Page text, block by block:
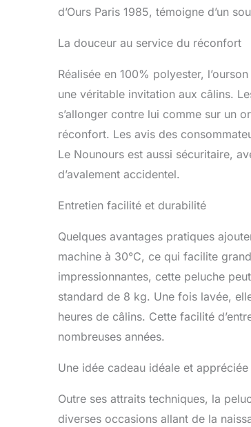
d’Ours Paris 1985, témoigne d’un
La douceur au service du réconfort
Réalisée en 100% polyester,
une véritable invitation aux câlins.
s’allonger contre lui comme sur un
réconfort. Les avis des
Le Nounours est aussi sécuritaire,
d’avalement accidentel.
Entretien facilité et durabilité
Quelques avantages pratiques
machine à 30°C, ce qui facilite
impressionnantes, cette peluche
standard de 8 kg. Une fois lavée,
heures de câlins. Cette facilité
nombreuses années.
Une idée cadeau idéale et appréciée
Outre ses attraits techniques, la
diverses occasions allant de la